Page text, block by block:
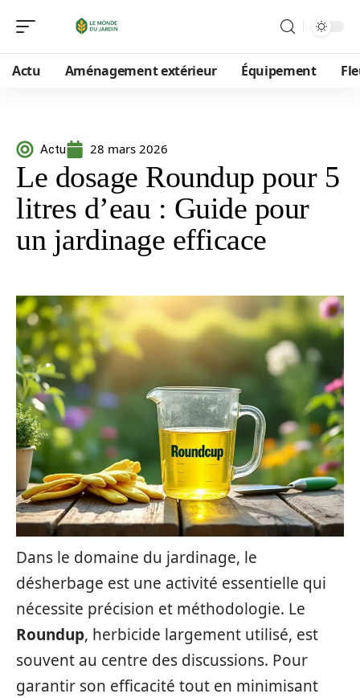
Actu Aménagement extérieur Équipement
Actu 28 mars 2026
Le dosage Roundup pour 5
litres d’eau : Guide pour
un jardinage efficace
Dans le domaine du jardinage, le
désherbage est une activité essentielle qui
nécessite précision et méthodologie. Le
Roundup, herbicide largement utilisé, est
souvent au centre des discussions. Pour
garantir son efficacité tout en minimisant